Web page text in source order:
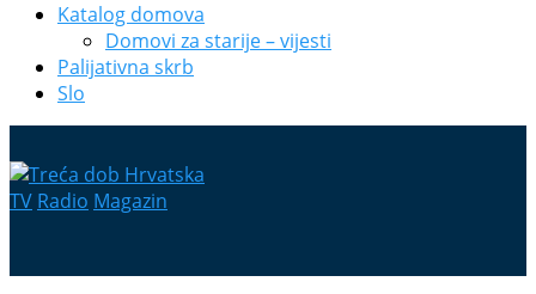
Katalog domova
Domovi za starije – vijesti
Palijativna skrb
Slo
TV Radio Magazin